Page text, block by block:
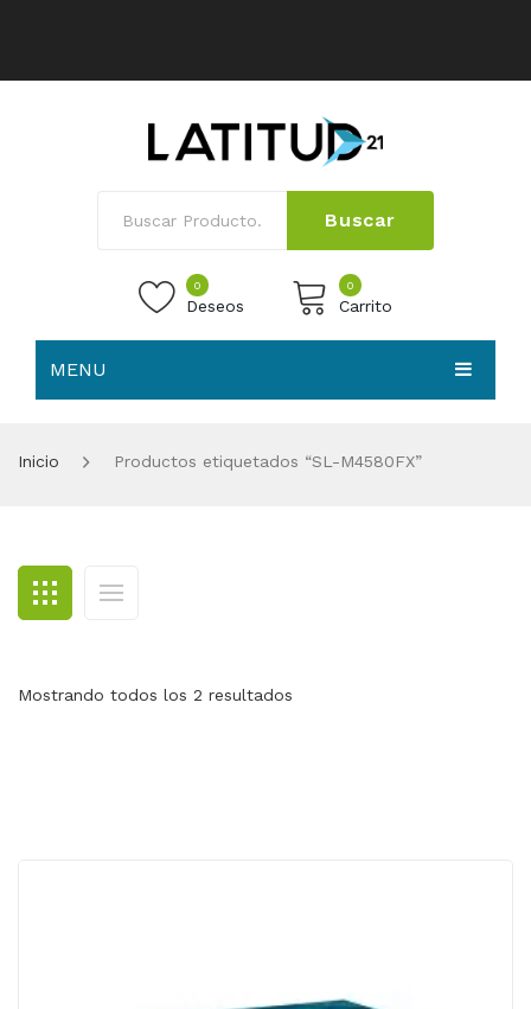
Buscar
0
Deseos
0
Carrito
MENU
BLOG
CONTACTO
Inicio Productos etiquetados “SL-M4580FX”
Mostrando todos los 2 resultados